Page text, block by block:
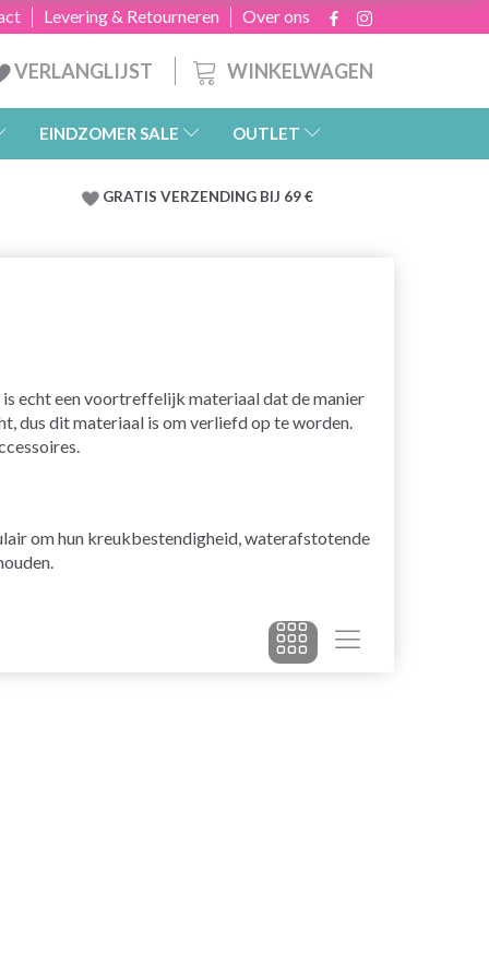
Over ons
Levering & Retourneren
WINKELWAGEN
VERLANGLIJST
EINDZOMER SALE OUTLET
GRATIS VERZENDING BIJ 69 €
echt een voortreffelijk materiaal dat de manier
dus dit materiaal is om verliefd op te worden.
om hun kreukbestendigheid, waterafstotende